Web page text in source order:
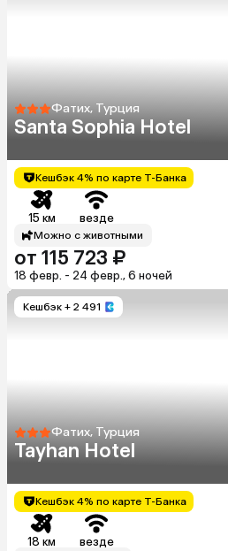
Фатих, Турция
Santa Sophia Hotel
Кешбэк 4% по карте Т-Банка
15 км везде
Можно с животными
от 115 723 ₽
18 февр. - 24 февр., 6 ночей
Кешбэк + 2 491
Фатих, Турция
Tayhan Hotel
Кешбэк 4% по карте Т-Банка
18 км везде